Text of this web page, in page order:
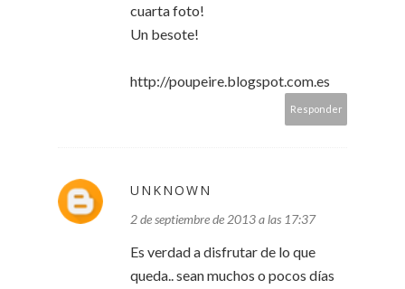
cuarta foto!
Un besote!
http://poupeire.blogspot.com.es
Responder
UNKNOWN
2 de septiembre de 2013 a las 17:37
Es verdad a disfrutar de lo que
queda.. sean muchos o pocos días